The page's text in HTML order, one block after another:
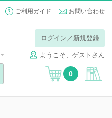
ご利用ガイド お問い合わせ
ログイン／新規登録
ようこそ、ゲストさん
0